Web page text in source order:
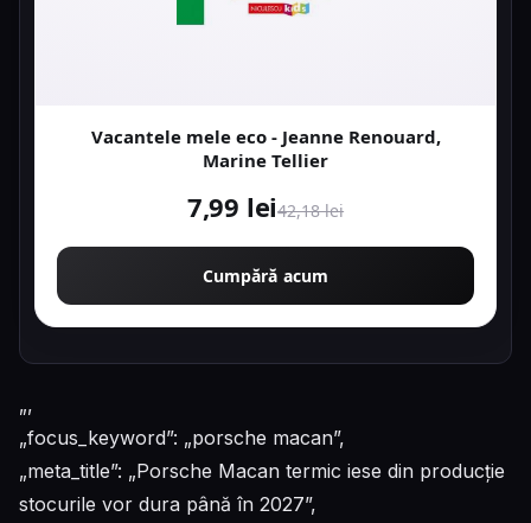
Vacantele mele eco - Jeanne Renouard,
Marine Tellier
7,99 lei42,18 lei
Cumpără acum
„,
„focus_keyword”: „porsche macan”,
„meta_title”: „Porsche Macan termic iese din producție
stocurile vor dura până în 2027”,